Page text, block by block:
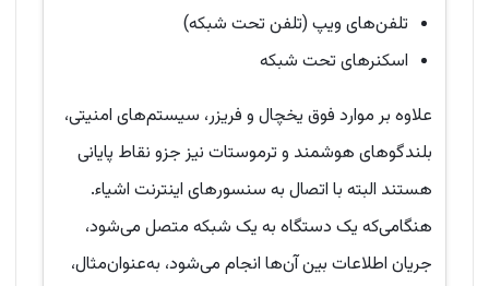
تلفن‌های ویپ (تلفن تحت شبکه)
اسکنرهای تحت شبکه
علاوه بر موارد فوق یخچال و فریزر، سیستم‌های امنیتی،
بلندگوهای هوشمند و ترموستات نیز جزو نقاط پایانی
هستند البته با اتصال به سنسورهای اینترنت اشیاء.
هنگامی‌که یک دستگاه به یک شبکه متصل می‌شود،
جریان اطلاعات بین آن‌ها انجام می‌شود، به‌عنوان‌مثال،